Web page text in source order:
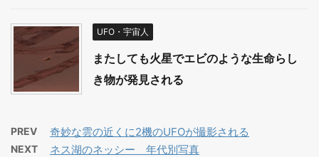
UFO・宇宙人
またしても火星でエビのような生命らし
き物が発見される
PREV 奇妙な雲の近くに2機のUFOが撮影される
NEXT ネス湖のネッシー 年代別写真